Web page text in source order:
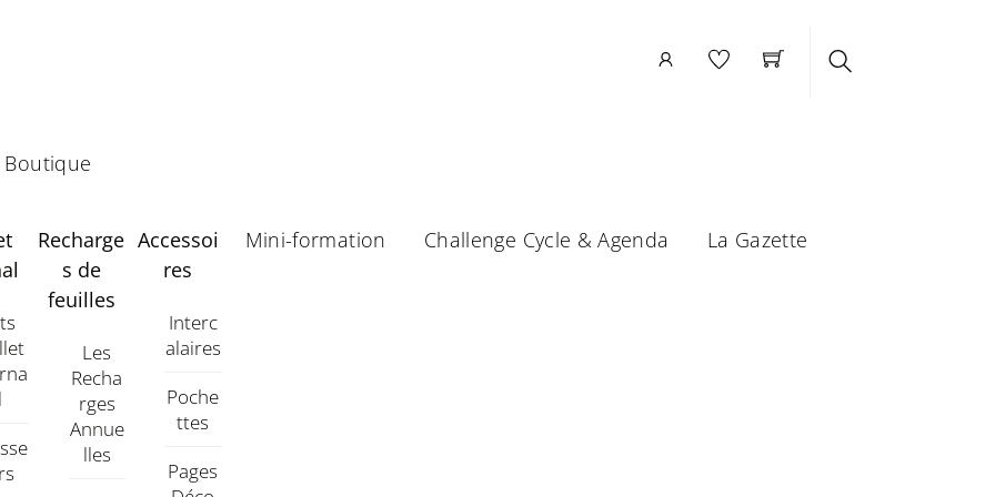
Boutique
L
Recharge
s de
feuilles
Les
Recha
Rges
Annue
Lles
Accessoi
res
Interc
Alaires
Poche
Ttes
Pages
Mini-formation Challenge Cycle & Agenda La Gazette